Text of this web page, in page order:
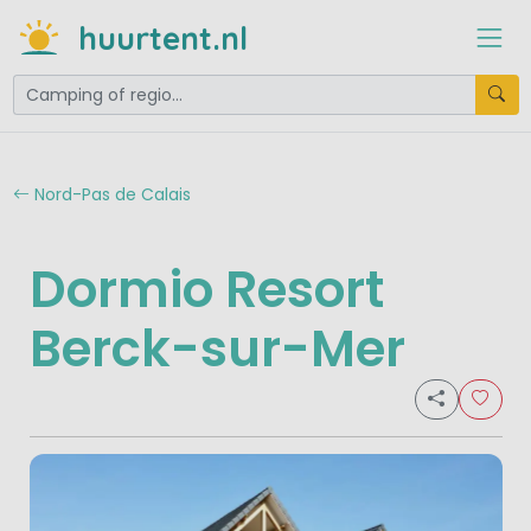
huurtent.nl
Nord-Pas de Calais
Dormio Resort
Berck-sur-Mer